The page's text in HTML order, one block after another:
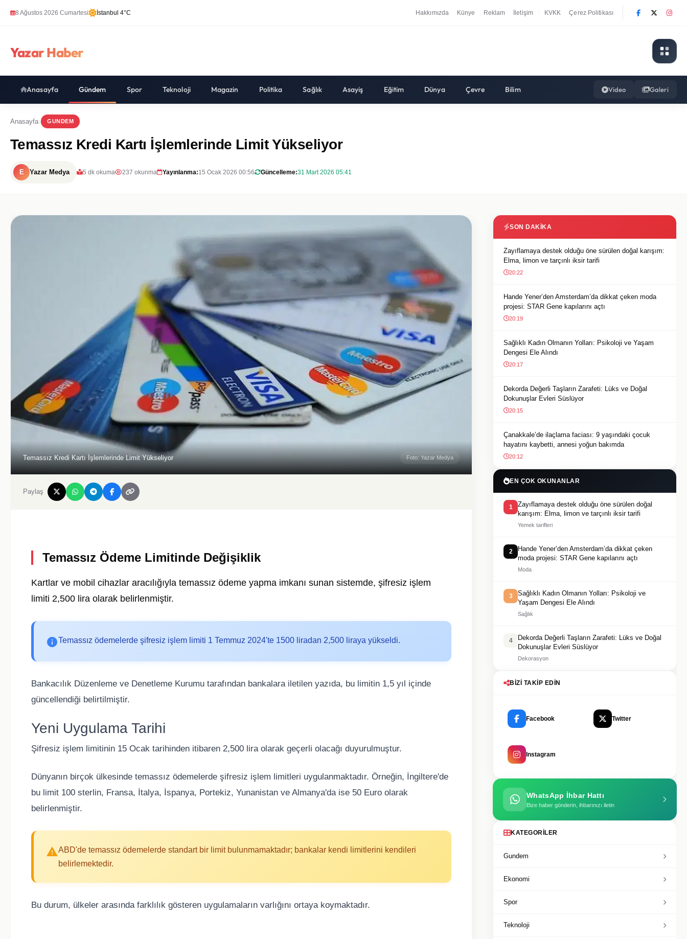
8 Ağustos 2026 Cumartesi İstanbul 4°C Hakkımızda Künye Reklam İletişim KVKK Çerez Politikası
Yazar Haber
Anasayfa Gündem Spor Teknoloji Magazin Politika Sağlık Asayiş Eğitim Dünya Çevre Bilim Video Galeri
Anasayfa GUNDEM
Temassız Kredi Kartı İşlemlerinde Limit Yükseliyor
E Yazar Medya 5 dk okuma 237 okunma Yayınlanma:15 Ocak 2026 00:56 Güncelleme:31 Mart 2026 05:41
Temassız Kredi Kartı İşlemlerinde Limit Yükseliyor Foto: Yazar Medya
Paylaş
Temassız Ödeme Limitinde Değişiklik
Kartlar ve mobil cihazlar aracılığıyla temassız ödeme yapma imkanı sunan sistemde, şifresiz işlem
limiti 2,500 lira olarak belirlenmiştir.
Temassız ödemelerde şifresiz işlem limiti 1 Temmuz 2024'te 1500 liradan 2,500 liraya yükseldi.
Bankacılık Düzenleme ve Denetleme Kurumu tarafından bankalara iletilen yazıda, bu limitin 1,5 yıl içinde
güncellendiği belirtilmiştir.
Yeni Uygulama Tarihi
Şifresiz işlem limitinin 15 Ocak tarihinden itibaren 2,500 lira olarak geçerli olacağı duyurulmuştur.
Dünyanın birçok ülkesinde temassız ödemelerde şifresiz işlem limitleri uygulanmaktadır. Örneğin, İngiltere'de
bu limit 100 sterlin, Fransa, İtalya, İspanya, Portekiz, Yunanistan ve Almanya'da ise 50 Euro olarak
belirlenmiştir.
ABD'de temassız ödemelerde standart bir limit bulunmamaktadır; bankalar kendi limitlerini kendileri
belirlemektedir.
Bu durum, ülkeler arasında farklılık gösteren uygulamaların varlığını ortaya koymaktadır.
SON DAKIKA
Zayıflamaya destek olduğu öne sürülen doğal karışım:
Elma, limon ve tarçınlı iksir tarifi
20:22
Hande Yener’den Amsterdam’da dikkat çeken moda
projesi: STAR Gene kapılarını açtı
20:19
Sağlıklı Kadın Olmanın Yolları: Psikoloji ve Yaşam
Dengesi Ele Alındı
20:17
Dekorda Değerli Taşların Zarafeti: Lüks ve Doğal
Dokunuşlar Evleri Süslüyor
20:15
Çanakkale’de ilaçlama faciası: 9 yaşındaki çocuk
hayatını kaybetti, annesi yoğun bakımda
20:12
EN ÇOK OKUNANLAR
1
Zayıflamaya destek olduğu öne sürülen doğal
karışım: Elma, limon ve tarçınlı iksir tarifi
Yemek tarifleri
2
Hande Yener’den Amsterdam’da dikkat çeken
moda projesi: STAR Gene kapılarını açtı
Moda
3
Sağlıklı Kadın Olmanın Yolları: Psikoloji ve
Yaşam Dengesi Ele Alındı
Sağlık
4
Dekorda Değerli Taşların Zarafeti: Lüks ve Doğal
Dokunuşlar Evleri Süslüyor
Dekorasyon
BIZI TAKIP EDIN
Facebook Twitter
Instagram
WhatsApp İhbar Hattı
Bize haber gönderin, ihbarınızı iletin
KATEGORILER
Gundem
Ekonomi
Spor
Teknoloji